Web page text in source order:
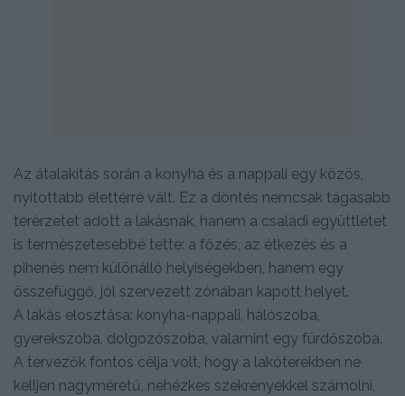
Az átalakítás során a konyha és a nappali egy közös,
nyitottabb élettérré vált. Ez a döntés nemcsak tágasabb
térérzetet adott a lakásnak, hanem a családi együttlétet
is természetesebbé tette: a főzés, az étkezés és a
pihenés nem különálló helyiségekben, hanem egy
összefüggő, jól szervezett zónában kapott helyet.
A lakás elosztása: konyha-nappali, hálószoba,
gyerekszoba, dolgozószoba, valamint egy fürdőszoba.
A tervezők fontos célja volt, hogy a lakóterekben ne
kelljen nagyméretű, nehézkes szekrényekkel számolni,